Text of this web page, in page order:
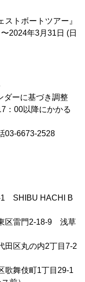
トボートツアー』
2024年3月31日 (日
ダーに基づき調整
：00以降にかかる
6673-2528
1 SHIBU HACHI B
区雷門2-18-9 浅草
田区丸の内2丁目7-2
歌舞伎町1丁目29-1